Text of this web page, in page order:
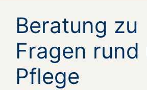
Beratung zu
Fragen rund
Pflege